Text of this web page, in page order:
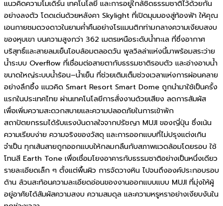
แนวคิดความโมเดิร์น เทคโนโลยี และการอยู่ใกล้ชิดธรรมชาติไว้ด้วยกัน
อย่างลงตัว โดดเด่นด้วยหลังคา Skylight ที่เปิดมุมมองสู่ท้องฟ้า ให้คุณ
เอนกายชมดวงดาวในยามค่ำคืนอย่างโรแมนติกท่ามกลางความเงียบสงบ
ของหุบเขา บนความสูงกว่า 362 เมตรเหนือระดับน้ำทะเล ที่ซึ่งอากาศ
บริสุทธิ์และสายลมเย็นโอบล้อมตลอดวัน พูลวิลล่าแห่งนี้มาพร้อมสระว่าย
น้ำระบบ Overflow ที่เชื่อมต่อสายตากับธรรมชาติรอบตัว และอ่างอาบน้ำ
ขนาดใหญ่ระบบน้ำร้อน–น้ำเย็น ที่ช่วยเติมเต็มช่วงเวลาแห่งการผ่อนคลาย
อย่างลึกซึ้ง แนวคิด Smart Resort Smart Dome ถูกนำมาใช้เป็นครั้ง
แรกในประเทศไทย ผ่านเทคโนโลยีการสั่งงานด้วยเสียง ลดการสัมผัส
เพื่อเพิ่มความสะดวกสบายและความปลอดภัยในการเข้าพัก
สถาปัตยกรรมได้รับแรงบันดาลใจจากปรัชญา MUJI ของญี่ปุ่น ซึ่งเน้น
ความเรียบง่าย ความจริงของวัสดุ และการออกแบบที่ไม่ปรุงแต่งเกิน
จำเป็น ทุกเส้นสายถูกออกแบบให้กลมกลืนกับสภาพแวดล้อมโดยรอบ ใช้
โทนสี Earth Tone เพื่อเชื่อมโยงอาคารกับธรรมชาติอย่างเป็นหนึ่งเดียว
รายละเอียดเล็ก ๆ ตั้งแต่พื้นผิว การจัดวางหิน ไปจนถึงองค์ประกอบรอบ
ด้าน ล้วนสะท้อนความละเอียดอ่อนของงานออกแบบแบบ MUJI ที่มุ่งให้ผู้
อยู่อาศัยได้สัมผัสความสงบ ความสมดุล และความหรูหราอย่างเงียบงันใน